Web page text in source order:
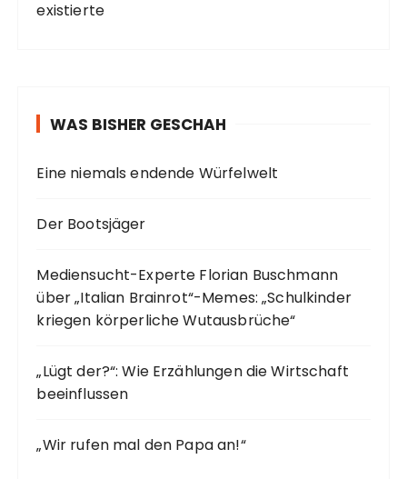
existierte
WAS BISHER GESCHAH
Eine niemals endende Würfelwelt
Der Bootsjäger
Mediensucht-Experte Florian Buschmann
über „Italian Brainrot“-Memes: „Schulkinder
kriegen körperliche Wutausbrüche“
„Lügt der?“: Wie Erzählungen die Wirtschaft
beeinflussen
„Wir rufen mal den Papa an!“